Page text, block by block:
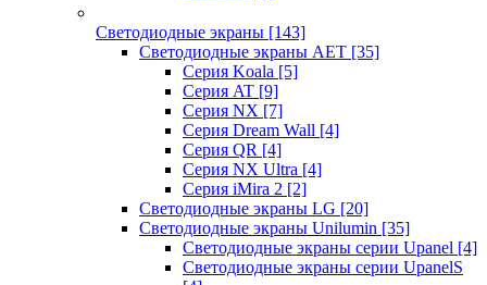
Светодиодные экраны [143]
Светодиодные экраны AET [35]
Cерия Koala [5]
Серия AT [9]
Серия NX [7]
Серия Dream Wall [4]
Серия QR [4]
Серия NX Ultra [4]
Серия iMira 2 [2]
Светодиодные экраны LG [20]
Светодиодные экраны Unilumin [35]
Светодиодные экраны серии Upanel [4]
Светодиодные экраны серии UpanelS